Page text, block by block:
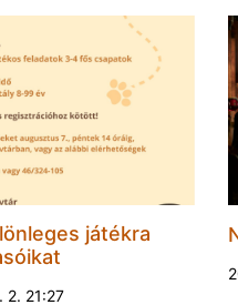
játékra
2. 21:27